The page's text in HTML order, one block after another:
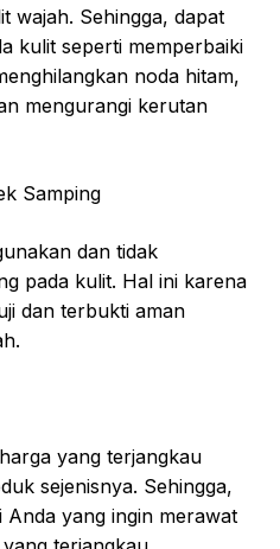
wajah. Sehingga, dapat
kulit seperti memperbaiki
noda hitam,
mengurangi kerutan
Samping
dan tidak
pada kulit. Hal ini karena
dan terbukti aman
yang terjangkau
sejenisnya. Sehingga,
Anda yang ingin merawat